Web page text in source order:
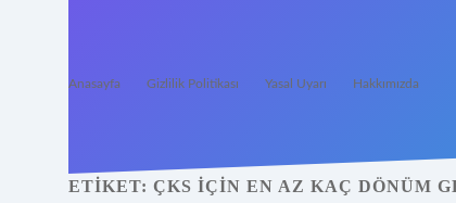
Anasayfa Gizlilik Politikası Yasal Uyarı Hakkımızda
ETIKET: ÇKS IÇIN EN AZ KAÇ DÖNÜM